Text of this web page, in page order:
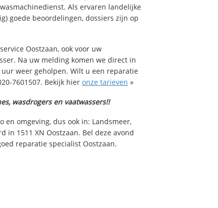
Als ervaren landelijke
goede beoordelingen, dossiers zijn op
Oostzaan, ook voor uw
Na uw melding komen we direct in
weer geholpen. Wilt u een reparatie
7601507. Bekijk hier onze tarieven »
wasdrogers en vaatwassers!!
en omgeving, dus ook in: Landsmeer,
in 1511 XN Oostzaan. Bel deze avond
reparatie specialist Oostzaan.